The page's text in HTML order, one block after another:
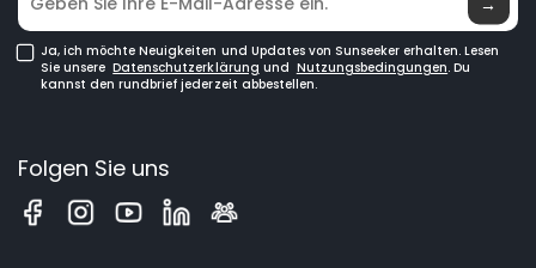
Ja, ich möchte Neuigkeiten und Updates von Sunseeker erhalten. Lesen
Sie unsere Datenschutzerklärung und Nutzungsbedingungen. Du
kannst den rundbrief jederzeit abbestellen.
Folgen Sie uns